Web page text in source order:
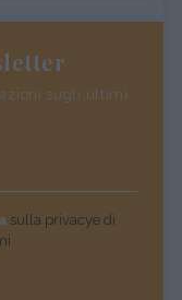
sugli ultimi
sulla privacye di